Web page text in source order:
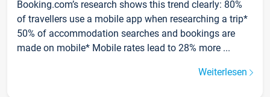
Booking.com’s research shows this trend clearly: 80%
of travellers use a mobile app when researching a trip*
50% of accommodation searches and bookings are
made on mobile* Mobile rates lead to 28% more ...
Weiterlesen